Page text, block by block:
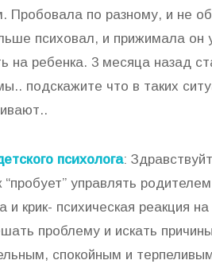
Пробовала по разному, и не
психовал, и прижимала он
на ребенка. 3 месяца назад
подскажите что в таких
психолога:
“пробует” управлять
и крик- психическая реакция
проблему и искать
спокойным и